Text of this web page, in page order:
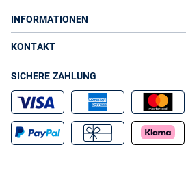
INFORMATIONEN
KONTAKT
SICHERE ZAHLUNG